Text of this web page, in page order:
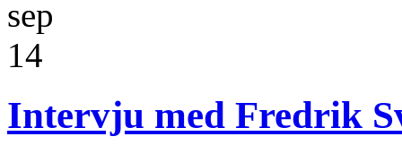
sep
14
Intervju med Fredrik